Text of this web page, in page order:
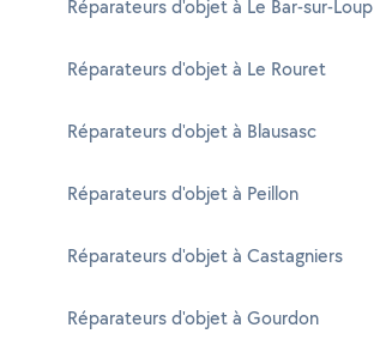
Réparateurs d'objet à Le Bar-sur-Loup
Réparateurs d'objet à Le Rouret
Réparateurs d'objet à Blausasc
Réparateurs d'objet à Peillon
Réparateurs d'objet à Castagniers
Réparateurs d'objet à Gourdon